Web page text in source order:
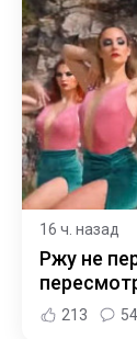
16 ч. назад
Ржу не
213 54